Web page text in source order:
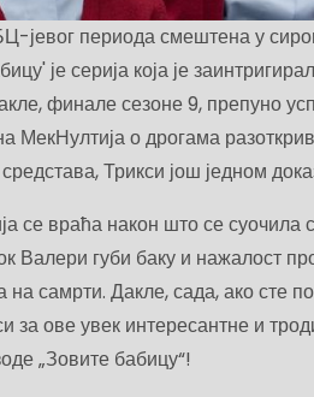
јевог периода смештена у
је серија која је
финале сезоне 9, препуно
МекНултија о дрогама
Трикси још једном
се враћа након што се суочила
Валери губи баку и нажалост
на самрти. Дакле, сада, ако сте
за ове увек интересантне и
​​„Зовите бабицу“!